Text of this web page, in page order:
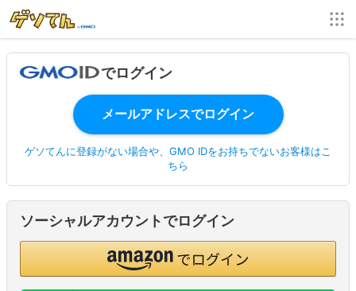
でログイン
ゲソてんに登録がない場合や、GMO IDをお持ちでないお客様はこ
ちら
ソーシャルアカウントでログイン